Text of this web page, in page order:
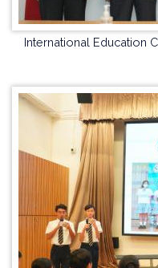
International Education